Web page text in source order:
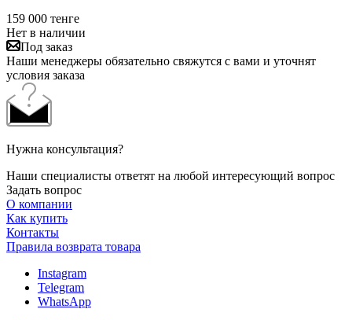
159 000 тенге
Нет в наличии
Под заказ
Наши менеджеры обязательно свяжутся с вами и уточнят
условия заказа
Нужна консультация?
Наши специалисты ответят на любой интересующий вопрос
Задать вопрос
О компании
Как купить
Контакты
Правила возврата товара
Instagram
Telegram
WhatsApp